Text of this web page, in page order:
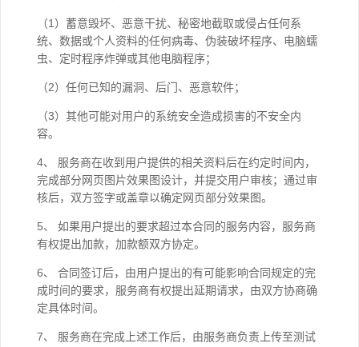
（1）蓄意毁坏、恶意干扰、秘密地截取或侵占任何系
统、数据或个人资料的任何病毒、伪装破坏程序、电脑蠕
虫、定时程序炸弹或其他电脑程序；
（2）任何已知的漏洞、后门、恶意软件；
（3）其他可能对用户的系统安全造成损害的不安全内
容。
4、 服务商在收到用户提供的相关资料后在约定时间内，
完成部分网页图片效果图设计，并提交用户审核；通过审
核后，双方签字或盖章以确定网页部分效果图。
5、 如果用户提出的要求超过本合同的服务内容，服务商
有权提出加款，加款额双方协定。
6、 合同签订后，由用户提出的有可能影响合同规定的完
成时间的要求，服务商有权提出延期请求，由双方协商确
定具体时间。
7、 服务商在完成上述工作后，由服务商负责上传至测试